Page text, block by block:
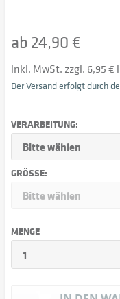
ab 24,90 €
inkl. MwSt. zzgl. 6,95
Der Versand erfolgt durch
VERARBEITUNG:
GRÖSSE:
MENGE